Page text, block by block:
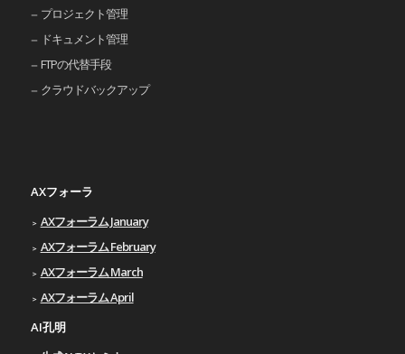
プロジェクト管理
ドキュメント管理
FTPの代替手段
クラウドバックアップ
AXフォーラ
AXフォーラム January
AXフォーラム February
AXフォーラム March
AXフォーラム April
AI孔明